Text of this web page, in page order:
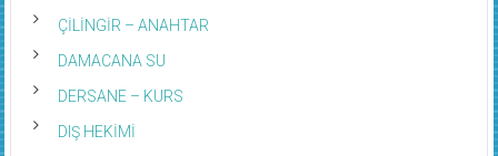
ÇİLİNGİR – ANAHTAR
DAMACANA SU
DERSANE – KURS
DIŞ HEKİMİ